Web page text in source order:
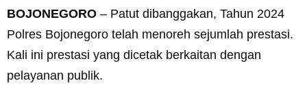
BOJONEGORO – Patut dibanggakan, Tahun 2024
Polres Bojonegoro telah menoreh sejumlah prestasi.
Kali ini prestasi yang dicetak berkaitan dengan
pelayanan publik.